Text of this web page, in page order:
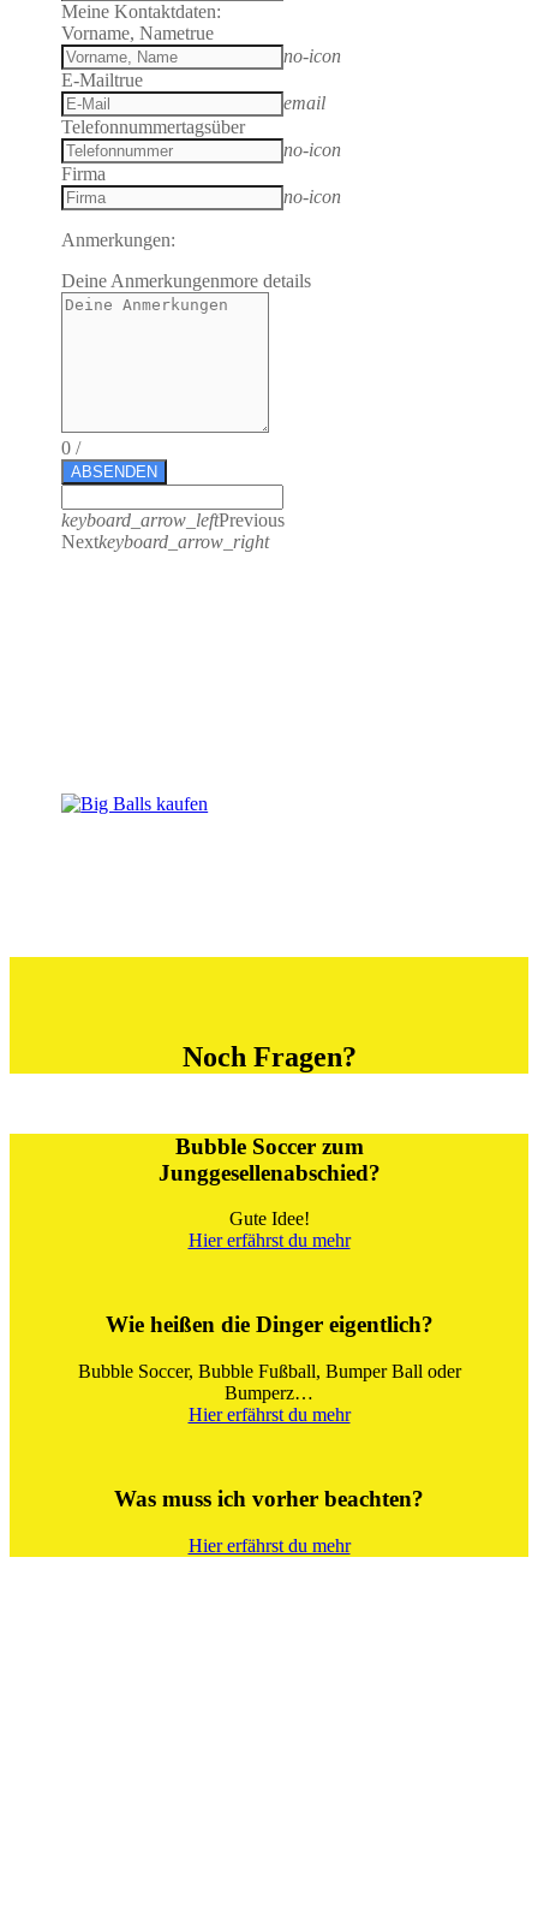
Meine Kontaktdaten:
Vorname, Nametrue
no-icon
E-Mailtrue
email
Telefonnummertagsüber
no-icon
Firma
no-icon
Anmerkungen:
Deine Anmerkungenmore details
0 /
ABSENDEN
keyboard_arrow_leftPrevious
Nextkeyboard_arrow_right
Noch Fragen?
Bubble Soccer zum
Junggesellenabschied?
Gute Idee!
Hier erfährst du mehr
Wie heißen die Dinger eigentlich?
Bubble Soccer, Bubble Fußball, Bumper Ball oder
Bumperz…
Hier erfährst du mehr
Was muss ich vorher beachten?
Hier erfährst du mehr